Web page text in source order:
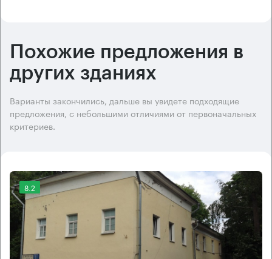
Похожие предложения в
других зданиях
Варианты закончились, дальше вы увидете подходящие
предложения, с небольшими отличиями от первоначальных
критериев.
8.2